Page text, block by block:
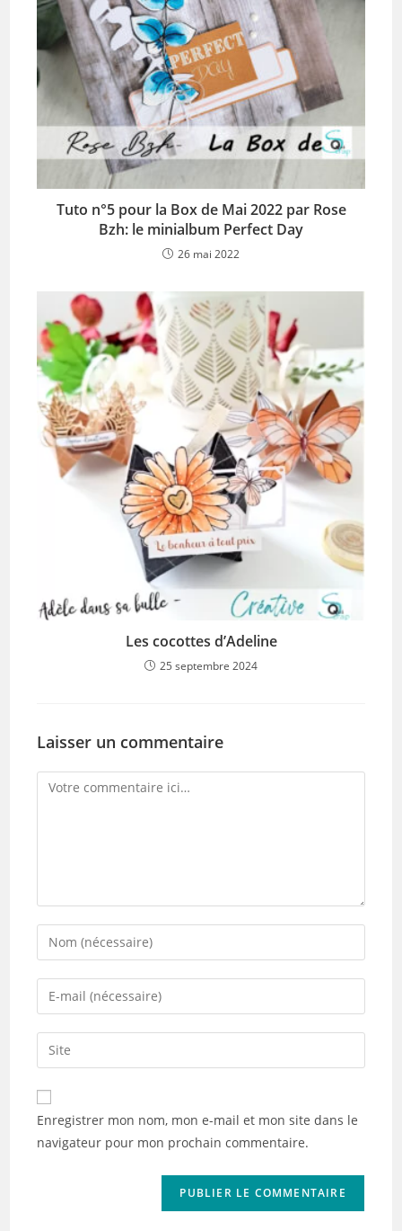
Tuto n°5 pour la Box de Mai 2022 par Rose
Bzh: le minialbum Perfect Day
26 mai 2022
Les cocottes d’Adeline
25 septembre 2024
Laisser un commentaire
Comment
Enter
your
name
comment
Enter
your
email
address
comment
Saisir
l’URL
de
votre
(facultatif)
Enregistrer mon nom, mon e-mail et mon site dans le
navigateur pour mon prochain commentaire.